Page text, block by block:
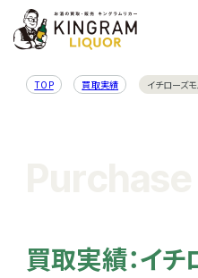
TOP 買取実績 イチローズ
買取実績：イ